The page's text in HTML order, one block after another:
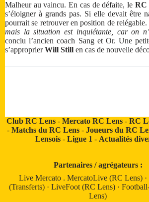
Malheur au vaincu. En cas de défaite, le RC
s’éloigner à grands pas. Si elle devait être
pourrait se retrouver en position de relégable.
mais la situation est inquiétante, car on
conclu l’ancien coach Sang et Or. Une
s’approprierWill Still en cas de nouvelle
Club RC Lens -Mercato RC Lens -RC
- Matchs du RC Lens- Joueurs du RC
Lensois- Ligue 1 - Actualités
Partenaires / agrégateurs :
Live Mercato .MercatoLive (RC Lens) ·
(Transferts) ·LiveFoot (RC Lens) ·
Lens)